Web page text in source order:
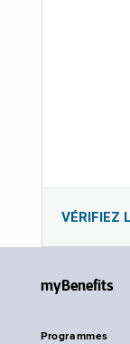
VÉRIFIEZ
myBenefits
Programmes